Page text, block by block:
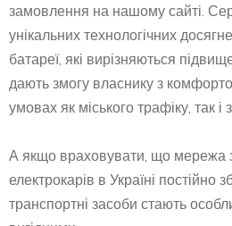
замовлення на нашому сайті.
унікальних технологічних
батареї, які вирізняються
дають змогу власнику з
умовах як міського трафіку, так
А якщо враховувати, що мережа
електрокарів в Україні постійно
транспортні засоби стають